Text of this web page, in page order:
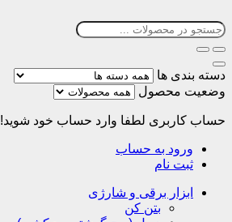
دسته بندی ها
وضعیت محصول
حساب کاربری لطفا وارد حساب خود شوید!
ورود به حساب
ثبت نام
ابزار برقی و شارژی
بتن کن